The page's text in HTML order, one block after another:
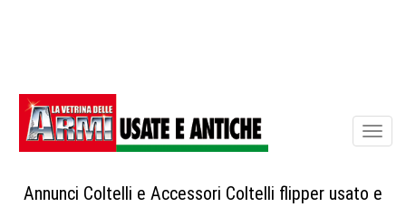
Annunci Coltelli e Accessori Coltelli flipper usato e